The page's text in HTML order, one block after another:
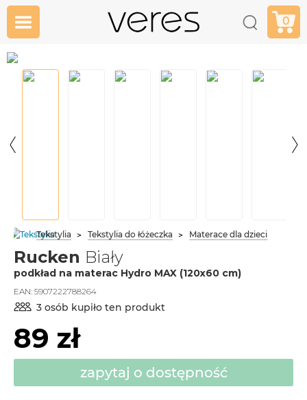
0
Tekstylia Tekstylia do łóżeczka Materace dla dzieci
Rucken Biały
podkład na materac Hydro MAX (120x60 cm)
EAN: 5907222788264
3 osób kupiło ten produkt
89 zł
zapytaj o dostępność